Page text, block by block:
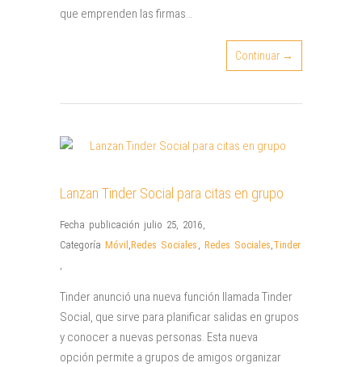
que emprenden las firmas…
Continuar →
Lanzan Tinder Social para citas en grupo
Fecha publicación julio 25, 2016,
Categoría Móvil ,Redes Sociales , Redes Sociales,Tinder
,
Tinder anunció una nueva función llamada Tinder
Social, que sirve para planificar salidas en grupos
y conocer a nuevas personas. Esta nueva
opción permite a grupos de amigos organizar